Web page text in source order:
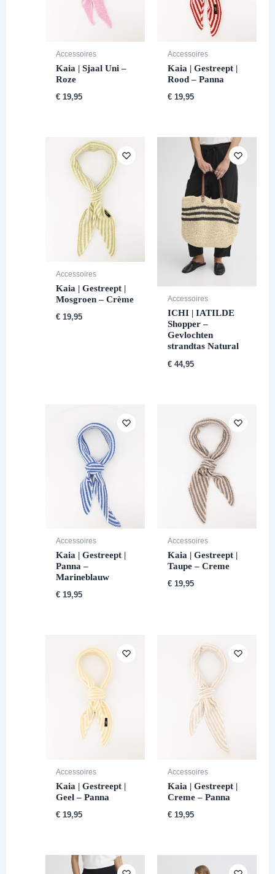
Accessoires
Kaia | Sjaal Uni –
Roze
€ 19,95
Accessoires
Kaia | Gestreept |
Rood – Panna
€ 19,95
Accessoires
Kaia | Gestreept |
Mosgroen – Crème
€ 19,95
Accessoires
ICHI | IATILDE
Shopper –
Gevlochten
strandtas Natural
€ 44,95
Accessoires
Kaia | Gestreept |
Panna –
Marineblauw
€ 19,95
Accessoires
Kaia | Gestreept |
Taupe – Creme
€ 19,95
Accessoires
Kaia | Gestreept |
Geel – Panna
€ 19,95
Accessoires
Kaia | Gestreept |
Creme – Panna
€ 19,95